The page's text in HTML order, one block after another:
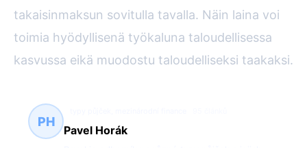
takaisinmaksun sovitulla tavalla. Näin laina voi
toimia hyödyllisenä työkaluna taloudellisessa
kasvussa eikä muodostu taloudelliseksi taakaksi.
PH
Pavel Horák